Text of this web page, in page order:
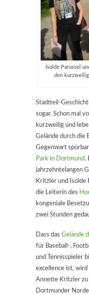
Isolde Parussel
den
Stadtteil-
sogar. Schon mal
kurzweilig und
Gelände durch die
Gegenwart
Park in Dortmund.
jahrzehntelangen
Kritzler und Isolde
die Leiterin des
kongeniale
zwei Stunden
Dass das Gelände
für Baseball-,
und Tennisspieler
excellence ist,
Annette Kritzler
Dortmunder